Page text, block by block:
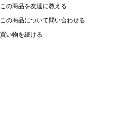
この商品を友達に教える
この商品について問い合わせる
買い物を続ける